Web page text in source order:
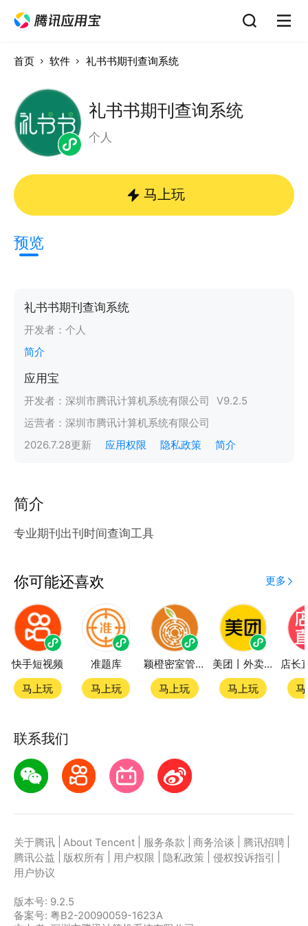
首页 软件 礼书书期刊查询系统
礼书书期刊查询系统
个人
马上玩
预览
礼书书期刊查询系统
开发者： 个人
简介
应用宝
开发者： 深圳市腾讯计算机系统有限公司 V9.2.5
运营者： 深圳市腾讯计算机系统有限公司
2026.7.28更新 应用权限 隐私政策 简介
简介
专业期刊出刊时间查询工具
你可能还喜欢 更多
快手短视频
马上玩
准题库
马上玩
颖橙密室管家SmartOrange
马上玩
美团丨外卖团购特价美食酒店电影
马上玩
联系我们
关于腾讯 About Tencent 服务条款 商务洽谈 腾讯招聘
腾讯公益
版权所有 用户权限 隐私政策 侵权投诉指引
用户协议
版本号: 9.2.5
备案号: 粤B2-20090059-1623A